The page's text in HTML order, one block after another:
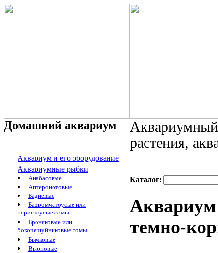
Домашний аквариум
Аквариум и его оборудование
Аквариумные рыбки
Анабасовые
Аптеронотовые
Бадиевые
Бахромчатоусые или
перистоусые сомы
Броняковые или
бокочешуйниковые сомы
Бычковые
Вьюновые
растения,
Каталог:
Аквариум
темно-